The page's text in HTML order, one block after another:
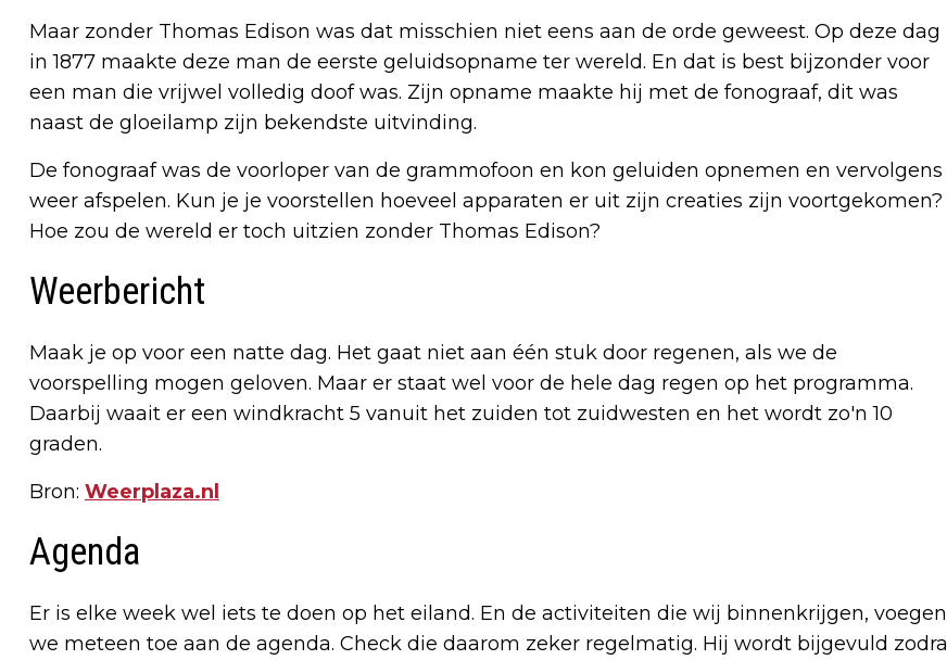
Maar zonder Thomas Edison was dat misschien niet eens aan de orde geweest. Op deze dag
in 1877 maakte deze man de eerste geluidsopname ter wereld. En dat is best bijzonder voor
een man die vrijwel volledig doof was. Zijn opname maakte hij met de fonograaf, dit was
naast de gloeilamp zijn bekendste uitvinding.
De fonograaf was de voorloper van de grammofoon en kon geluiden opnemen en vervolgens
weer afspelen. Kun je je voorstellen hoeveel apparaten er uit zijn creaties zijn voortgekomen?
Hoe zou de wereld er toch uitzien zonder Thomas Edison?
Weerbericht
Maak je op voor een natte dag. Het gaat niet aan één stuk door regenen, als we de
voorspelling mogen geloven. Maar er staat wel voor de hele dag regen op het programma.
Daarbij waait er een windkracht 5 vanuit het zuiden tot zuidwesten en het wordt zo'n 10
graden.
Bron: Weerplaza.nl
Agenda
Er is elke week wel iets te doen op het eiland. En de activiteiten die wij binnenkrijgen, voegen
we meteen toe aan de agenda. Check die daarom zeker regelmatig. Hij wordt bijgevuld zodra